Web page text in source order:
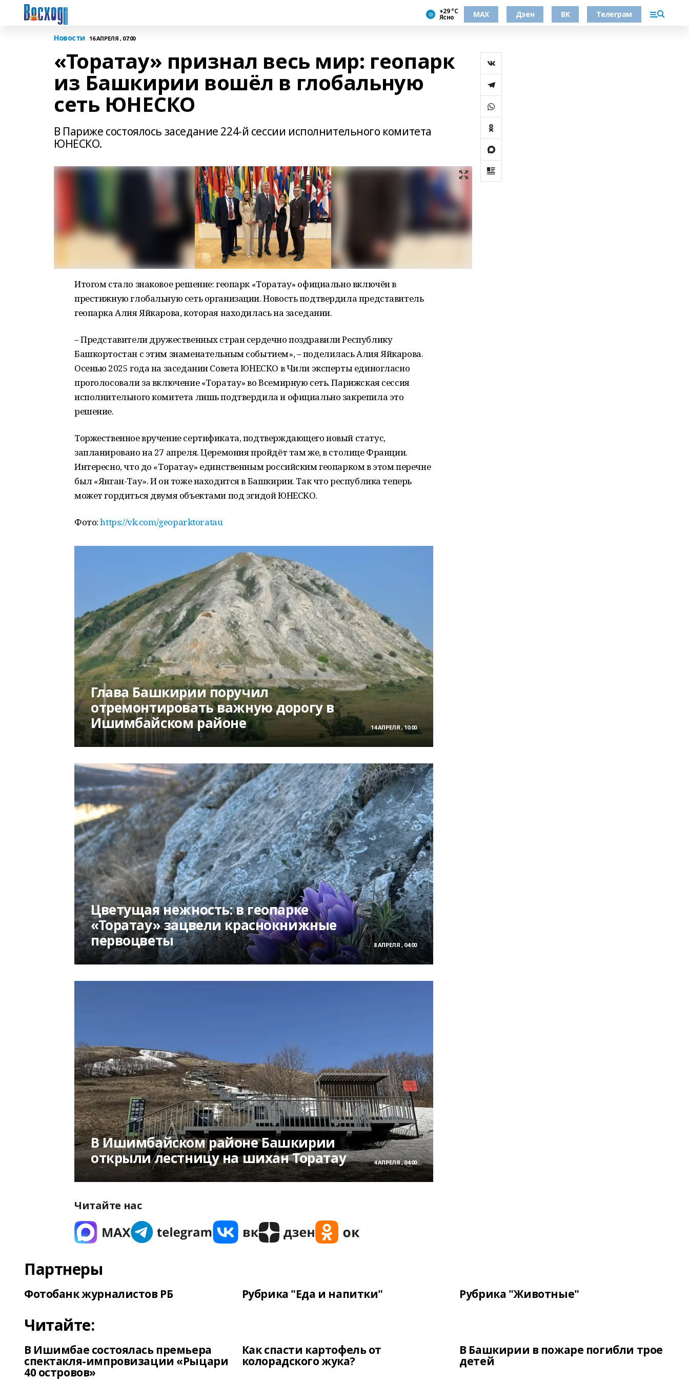
+29 °С
Ясно МАХ Дзен ВК Телеграм
Новости 16 АПРЕЛЯ , 07:00
«Торатау» признал весь мир: геопарк
из Башкирии вошёл в глобальную
сеть ЮНЕСКО
В Париже состоялось заседание 224-й сессии исполнительного комитета
ЮНЕСКО.
Итогом стало знаковое решение: геопарк «Торатау» официально включён в
престижную глобальную сеть организации. Новость подтвердила представитель
геопарка Алия Яйкарова, которая находилась на заседании.
– Представители дружественных стран сердечно поздравили Республику
Башкортостан с этим знаменательным событием», – поделилась Алия Яйкарова.
Осенью 2025 года на заседании Совета ЮНЕСКО в Чили эксперты единогласно
проголосовали за включение «Торатау» во Всемирную сеть. Парижская сессия
исполнительного комитета лишь подтвердила и официально закрепила это
решение.
Торжественное вручение сертификата, подтверждающего новый статус,
запланировано на 27 апреля. Церемония пройдёт там же, в столице Франции.
Интересно, что до «Торатау» единственным российским геопарком в этом перечне
был «Янган-Тау». И он тоже находится в Башкирии. Так что республика теперь
может гордиться двумя объектами под эгидой ЮНЕСКО.
Фото:https://vk.com/geoparktoratau
Глава Башкирии поручил
отремонтировать важную дорогу в
Ишимбайском районе
14 АПРЕЛЯ , 10:00
Цветущая нежность: в геопарке
«Торатау» зацвели краснокнижные
первоцветы
8 АПРЕЛЯ , 04:00
В Ишимбайском районе Башкирии
открыли лестницу на шихан Торатау
4 АПРЕЛЯ , 04:00
Читайте нас
Партнеры
Фотобанк журналистов РБ Рубрика "Еда и напитки" Рубрика "Животные"
Читайте:
В Ишимбае состоялась премьера
спектакля-импровизации «Рыцари
40 островов»
Как спасти картофель от
колорадского жука?
В Башкирии в пожаре погибли трое
детей